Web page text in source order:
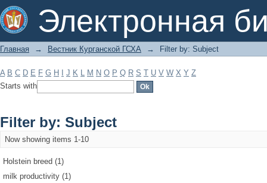
Электронная
Filter by: Subject
Главная → Вестник Курганской ГСХА → Filter by: Subject
A B C D E F G H J K L M N O P Q R S T U V W X Y Z
Starts with
Filter by: Subject
Now showing items 1-10
Holstein breed (1)
milk productivity (1)